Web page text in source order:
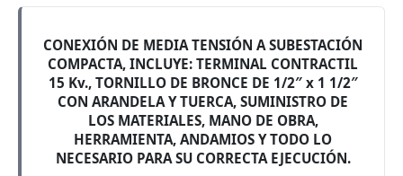
CONEXIÓN DE MEDIA TENSIÓN A SUBESTACIÓN
COMPACTA, INCLUYE: TERMINAL CONTRACTIL
15 Kv., TORNILLO DE BRONCE DE 1/2″ x 1 1/2″
CON ARANDELA Y TUERCA, SUMINISTRO DE
LOS MATERIALES, MANO DE OBRA,
HERRAMIENTA, ANDAMIOS Y TODO LO
NECESARIO PARA SU CORRECTA EJECUCIÓN.